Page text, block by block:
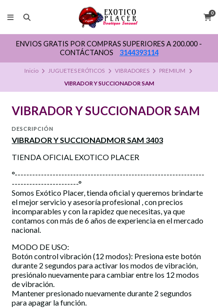
0
ENVIOS GRATIS POR COMPRAS SUPERIORES A 200.000 -
CONTÁCTANOS
3144393114
Inicio JUGUETES ERÓTICOS VIBRADORES
PREMIUM
VIBRADOR Y SUCCIONADOR SAM
VIBRADOR Y SUCCIONADOR SAM
DESCRIPCIÓN
VIBRADOR Y SUCCIONADMOR SAM 3403
TIENDA OFICIAL EXOTICO PLACER
°-----------------------------------------------------------------
-----------------------°
Somos Exótico Placer, tienda oficial y queremos brindarte
el mejor servicio y asesoría profesional , con precios
incomparables y con la rapidez que necesitas, ya que
contamos con más de 6 años de experiencia en el mercado
nacional.
MODO DE USO:
Botón control vibración (12 modos): Presiona este botón
durante 2 segundos para activar los modos de vibración,
presiónalo nuevamente para cambiar entre los 12 modos
de vibración.
Mantener presionado nuevamente durante 2 segundos
para apagar la función.